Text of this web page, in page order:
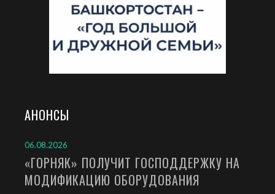
АНОНСЫ
06.08.2026
«ГОРНЯК» ПОЛУЧИТ ГОСПОДДЕРЖКУ НА
МОДИФИКАЦИЮ ОБОРУДОВАНИЯ